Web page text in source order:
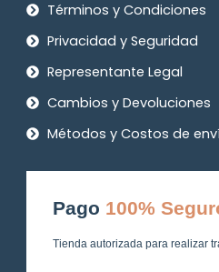
Términos y Condiciones
Privacidad y Seguridad
Representante Legal
Cambios y Devoluciones
Métodos y Costos de
Pago 100%
Tienda autorizada para realizar